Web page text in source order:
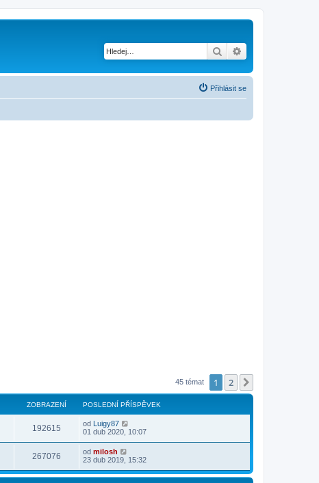
Hledat
Přihlásit se
45 témat 1 2
ZOBRAZENÍ POSLEDNÍ PŘÍSPĚVEK
192615 od Luigy87
01 dub 2020, 10:07
267076 od milosh
23 dub 2019, 15:32